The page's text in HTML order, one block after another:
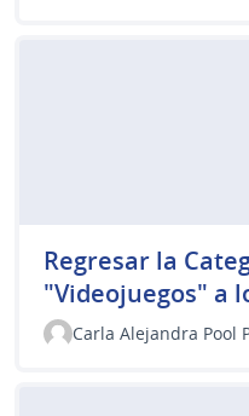
Regresar la
"Videojuegos" a
Carla Alejandra Pool